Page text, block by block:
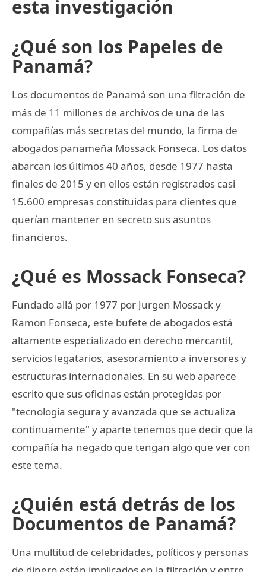
esta investigación
¿Qué son los Papeles de
Panamá?
Los documentos de Panamá son una filtración de
más de 11 millones de archivos de una de las
compañías más secretas del mundo, la firma de
abogados panameña Mossack Fonseca. Los datos
abarcan los últimos 40 años, desde 1977 hasta
finales de 2015 y en ellos están registrados casi
15.600 empresas constituidas para clientes que
querían mantener en secreto sus asuntos
financieros.
¿Qué es Mossack Fonseca?
Fundado allá por 1977 por Jurgen Mossack y
Ramon Fonseca, este bufete de abogados está
altamente especializado en derecho mercantil,
servicios legatarios, asesoramiento a inversores y
estructuras internacionales. En su web aparece
escrito que sus oficinas están protegidas por
"tecnología segura y avanzada que se actualiza
continuamente" y aparte tenemos que decir que la
compañía ha negado que tengan algo que ver con
este tema.
¿Quién está detrás de los
Documentos de Panamá?
Una multitud de celebridades, políticos y personas